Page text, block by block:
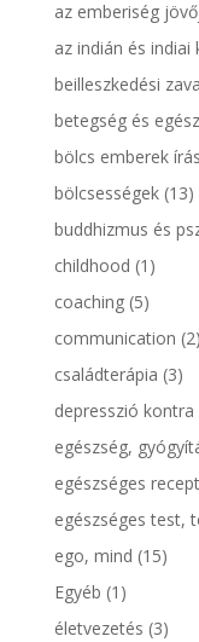
az emberiség
az indián és indiai
beilleszkedési
betegség és
bölcs emberek
bölcsességek(13)
buddhizmus és
childhood (1)
coaching(5)
communication (2)
családterápia (3)
depresszió
egészség,
egészséges
egészséges test,
ego, mind (15)
Egyéb (1)
életvezetés (3)